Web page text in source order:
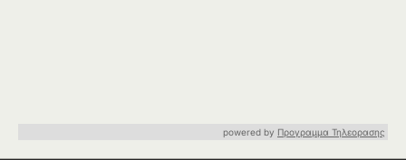
powered by Προγραμμα Τηλεορασης